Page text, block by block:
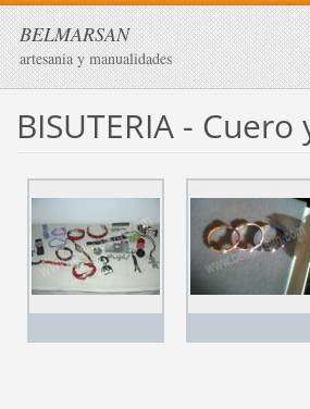
BELMARSAN
artesania y manualidades
BISUTERIA -